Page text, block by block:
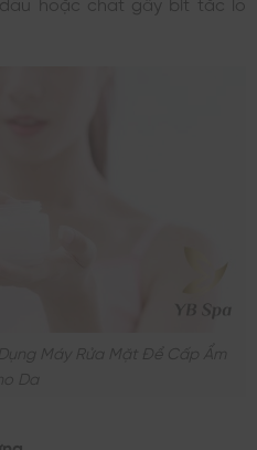
Máy Rửa Mặt Để Cấp Ẩm